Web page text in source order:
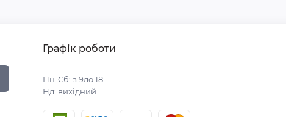
Графік роботи
Пн-Сб: з 9до 18
Нд: вихідний